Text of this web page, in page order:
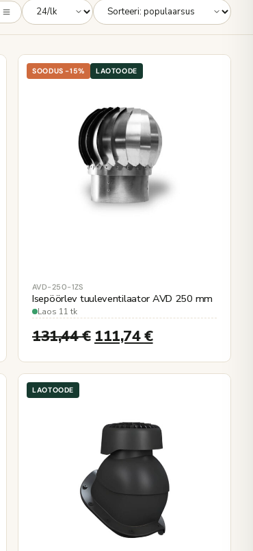
SOODUS -15% LAOTOODE
AVD-250-1ZS
Isepöörlev tuuleventilaator AVD 250 mm
Laos 11 tk
131,44€ 111,74€
LAOTOODE